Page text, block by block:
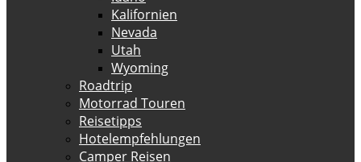
Kalifornien
Nevada
Utah
Wyoming
Roadtrip
Motorrad Touren
Reisetipps
Hotelempfehlungen
Camper Reisen